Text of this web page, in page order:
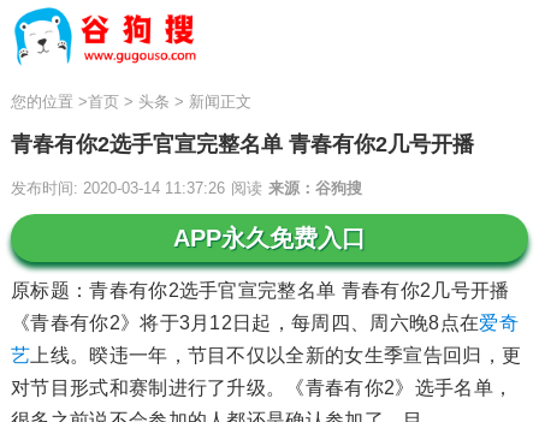
您的位置 >首页> 头条 > 新闻正文
青春有你2选手官宣完整名单 青春有你2几号开播
发布时间: 2020-03-14 11:37:26 来源：谷狗搜
阅读
APP永久免费入口
原标题：青春有你2选手官宣完整名单 青春有你2几号开播
《青春有你2》将于3月12日起，每周四、周六晚8点在爱奇
艺 上线。暌违一年，节目不仅以全新的女生季宣告回归，更
对节目形式和赛制进行了升级。《青春有你2》选手名单，